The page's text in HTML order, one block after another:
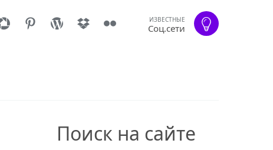
ИЗВЕСТНЫЕ
Соц.сети
Поиск на сайте